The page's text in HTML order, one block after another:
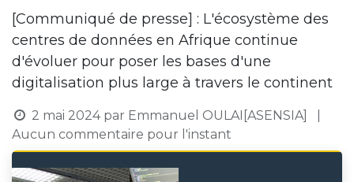
[Communiqué de presse] : L'écosystème des
centres de données en Afrique continue
d'évoluer pour poser les bases d'une
digitalisation plus large à travers le continent
2 mai 2024 par Emmanuel OULAI[ASENSIA]
Aucun commentaire pour l'instant